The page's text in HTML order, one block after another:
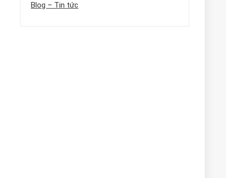
Blog – Tin tức